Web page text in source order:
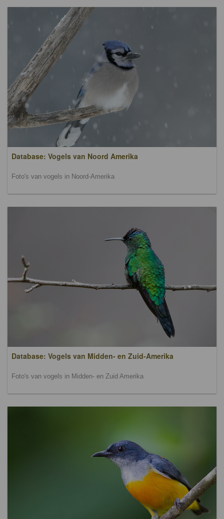
Database: Vogels van Noord Amerika
Foto's van vogels in Noord-Amerika
Database: Vogels van Midden- en Zuid-Amerika
Foto's van vogels in Midden- en Zuid Amerika